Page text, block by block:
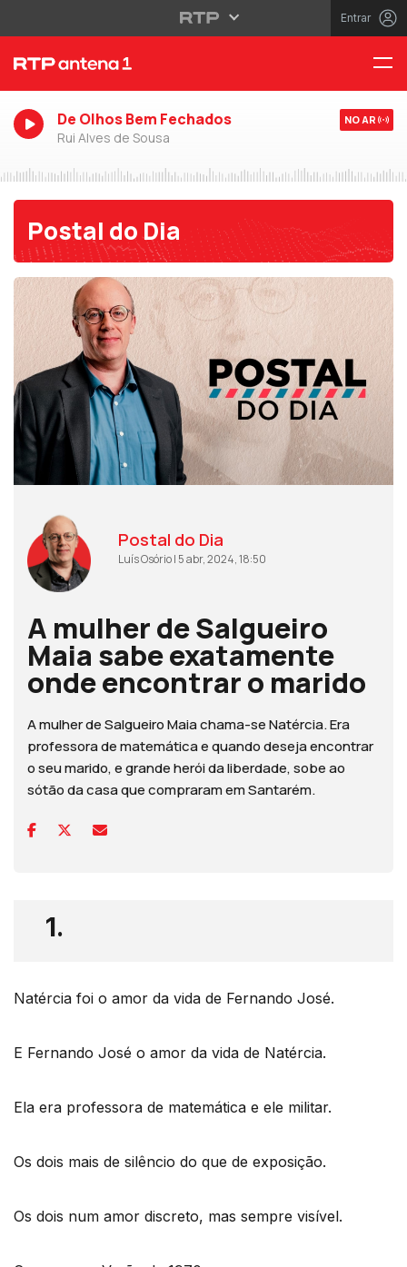
Entrar
De Olhos Bem Fechados
Rui Alves de Sousa
NO AR
Postal do Dia
Postal do Dia
Luís Osório | 5 abr, 2024, 18:50
A mulher de Salgueiro
Maia sabe exatamente
onde encontrar o marido
A mulher de Salgueiro Maia chama-se Natércia. Era
professora de matemática e quando deseja encontrar
o seu marido, e grande herói da liberdade, sobe ao
sótão da casa que compraram em Santarém.
1.
Natércia foi o amor da vida de Fernando José.
E Fernando José o amor da vida de Natércia.
Ela era professora de matemática e ele militar.
Os dois mais de silêncio do que de exposição.
Os dois num amor discreto, mas sempre visível.